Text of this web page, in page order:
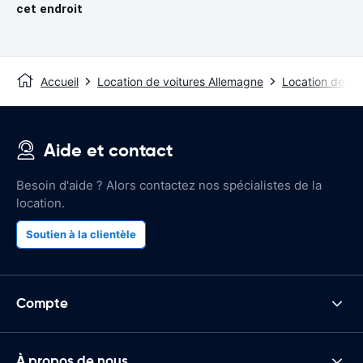
cet endroit
Accueil Location de voitures Allemagne Location de
Aide et contact
Besoin d'aide ? Alors contactez nos spécialistes de la
location.
Soutien à la clientèle
Compte